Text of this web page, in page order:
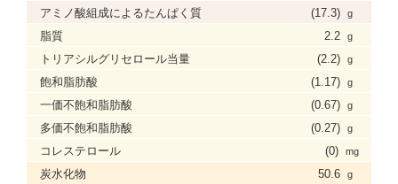
アミノ酸組成によるたんぱく質 (17.3) g
脂質 2.2 g
トリアシルグリセロール当量 (2.2) g
飽和脂肪酸 (1.17) g
一価不飽和脂肪酸 (0.67) g
多価不飽和脂肪酸 (0.27) g
コレステロール (0) mg
炭水化物 50.6 g